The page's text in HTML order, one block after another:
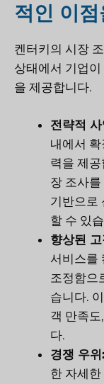
적인 이
켄터키의 시장
상태에서 기업
을 제공합니다.
전략적
내에서
력을 제
장 조사
기반으로
할 수 있
향상된
서비스를
조정함으
습니다.
객 만족
다.
경쟁 우위:
한 자세